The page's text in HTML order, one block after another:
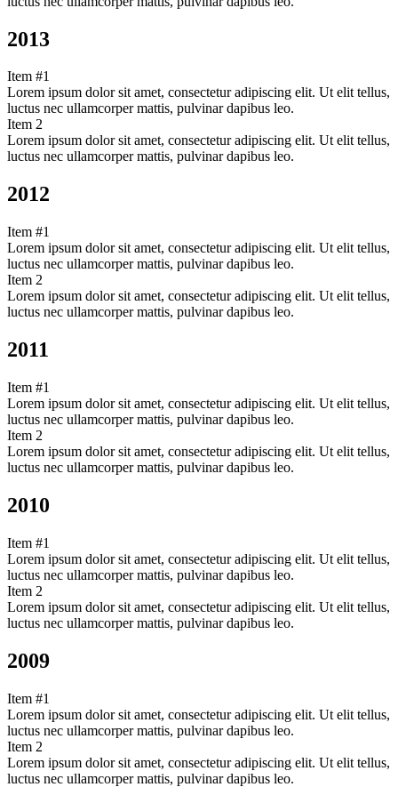
2013
Item #1
Lorem ipsum dolor sit amet, consectetur adipiscing elit. Ut elit tellus,
luctus nec ullamcorper mattis, pulvinar dapibus leo.
Item 2
Lorem ipsum dolor sit amet, consectetur adipiscing elit. Ut elit tellus,
luctus nec ullamcorper mattis, pulvinar dapibus leo.
2012
Item #1
Lorem ipsum dolor sit amet, consectetur adipiscing elit. Ut elit tellus,
luctus nec ullamcorper mattis, pulvinar dapibus leo.
Item 2
Lorem ipsum dolor sit amet, consectetur adipiscing elit. Ut elit tellus,
luctus nec ullamcorper mattis, pulvinar dapibus leo.
2011
Item #1
Lorem ipsum dolor sit amet, consectetur adipiscing elit. Ut elit tellus,
luctus nec ullamcorper mattis, pulvinar dapibus leo.
Item 2
Lorem ipsum dolor sit amet, consectetur adipiscing elit. Ut elit tellus,
luctus nec ullamcorper mattis, pulvinar dapibus leo.
2010
Item #1
Lorem ipsum dolor sit amet, consectetur adipiscing elit. Ut elit tellus,
luctus nec ullamcorper mattis, pulvinar dapibus leo.
Item 2
Lorem ipsum dolor sit amet, consectetur adipiscing elit. Ut elit tellus,
luctus nec ullamcorper mattis, pulvinar dapibus leo.
2009
Item #1
Lorem ipsum dolor sit amet, consectetur adipiscing elit. Ut elit tellus,
luctus nec ullamcorper mattis, pulvinar dapibus leo.
Item 2
Lorem ipsum dolor sit amet, consectetur adipiscing elit. Ut elit tellus,
luctus nec ullamcorper mattis, pulvinar dapibus leo.